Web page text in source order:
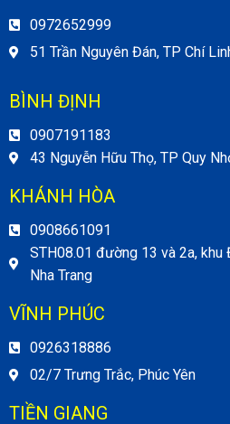
0972652999
51 Trần Nguyên Đán, TP Chí
BÌNH ĐỊNH
0907191183
43 Nguyễn Hữu Thọ, TP Quy
KHÁNH HÒA
0908661091
STH08.01 đường 13 và 2a,
Nha Trang
VĨNH PHÚC
0926318886
02/7 Trưng Trắc, Phúc Yên
TIỀN GIANG